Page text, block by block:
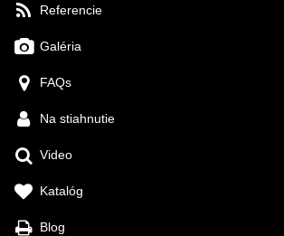
Referencie
Galéria
FAQs
Na stiahnutie
Video
Katalóg
Blog